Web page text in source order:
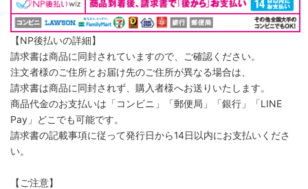
【NP後払いの詳細】
請求書は商品に同封されていますので、ご確認ください。
注文者様のご住所とお届け先のご住所が異なる場合は、
請求書は商品に同封されず、購入者様へお送りいたします。
商品代金のお支払いは「コンビニ」「郵便局」「銀行」「LINE
Pay」どこでも可能です。
請求書の記載事項に従って発行日から14日以内にお支払いくださ
い。
【ご注意】